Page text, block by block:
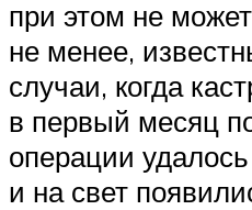
при этом не
не менее,
случаи, когда
в первый месяц
операции
и на свет